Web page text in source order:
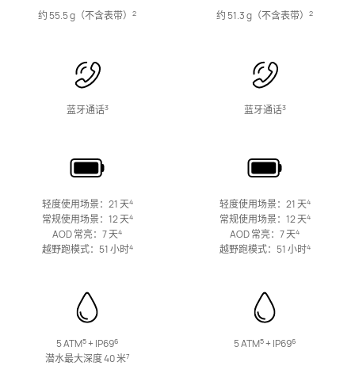
华为手环 10
约 55.5 g（不含表带） 2
蓝牙通话3
轻度使用场景：21 天4
常规使用场景：12 天4
AOD 常亮：7 天4
越野跑模式：51 小时4
5 ATM5+ IP696
潜水最大深度 40 米7
约 51.3 g（不含表带） 2
蓝牙通话3
轻度使用场景：21 天4
常规使用场景：12 天4
AOD 常亮：7 天4
越野跑模式：51 小时4
5 ATM5+ IP696